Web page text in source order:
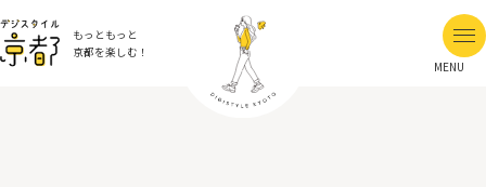
もっともっと
京都を楽しむ！
MENU